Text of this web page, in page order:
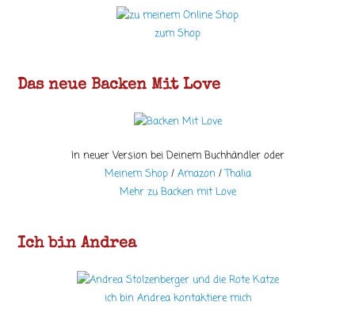
zum Shop
Das neue Backen Mit Love
In neuer Version bei Deinem Buchhändler oder
Meinem Shop/ Amazon/Thalia
Mehr zu Backen mit Love
Ich bin Andrea
ich bin Andrea kontaktiere mich